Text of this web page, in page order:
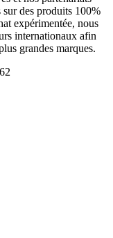
des produits 100%
expérimentée, nous
internationaux afin
grandes marques.